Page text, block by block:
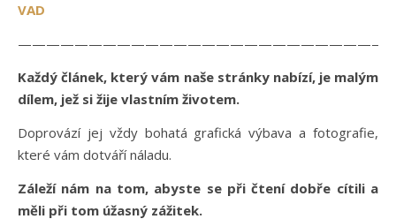
VAD
Každý článek, který vám naše stránky nabízí, je malým
dílem, jež si žije vlastním životem.
Doprovází jej vždy bohatá grafická výbava a fotografie,
které vám dotváří náladu.
Záleží nám na tom, abyste se při čtení dobře cítili a
měli při tom úžasný zážitek.